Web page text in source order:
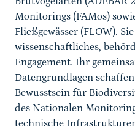
Monitorings (FAMos)
Fließgewässer (FLOW).
wissenschaftliches,
Engagement. Ihr
Datengrundlagen
Bewusstsein für
des Nationalen
technische